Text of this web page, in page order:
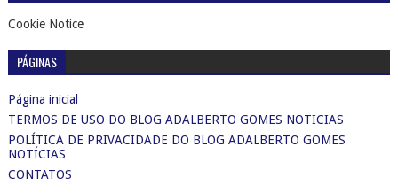
Cookie Notice
PÁGINAS
Página inicial
TERMOS DE USO DO BLOG ADALBERTO GOMES NOTICIAS
POLÍTICA DE PRIVACIDADE DO BLOG ADALBERTO GOMES
NOTÍCIAS
CONTATOS